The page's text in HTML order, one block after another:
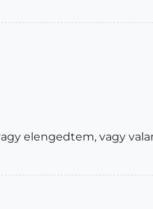
elengedtem, vagy